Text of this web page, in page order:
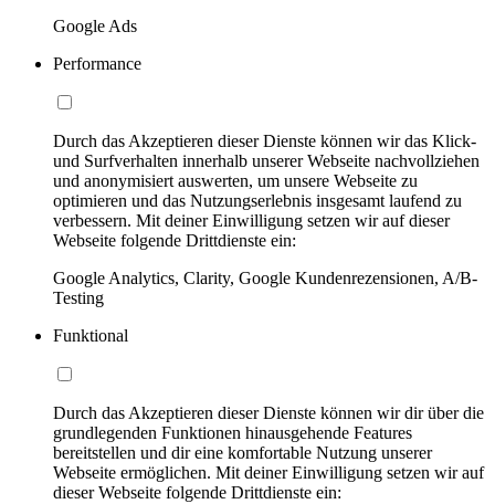
Google Ads
Performance
Durch das Akzeptieren dieser Dienste können wir das Klick-
und Surfverhalten innerhalb unserer Webseite nachvollziehen
und anonymisiert auswerten, um unsere Webseite zu
optimieren und das Nutzungserlebnis insgesamt laufend zu
verbessern. Mit deiner Einwilligung setzen wir auf dieser
Webseite folgende Drittdienste ein:
Google Analytics, Clarity, Google Kundenrezensionen, A/B-
Testing
Funktional
Durch das Akzeptieren dieser Dienste können wir dir über die
grundlegenden Funktionen hinausgehende Features
bereitstellen und dir eine komfortable Nutzung unserer
Webseite ermöglichen. Mit deiner Einwilligung setzen wir auf
dieser Webseite folgende Drittdienste ein: